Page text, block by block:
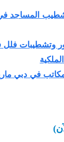
المساجد
وتشطيبات
في دبي